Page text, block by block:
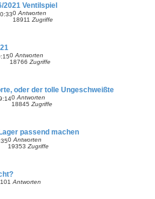
2021 Ventilspiel
0 Antworten
18911 Zugriffe
0 Antworten
18766 Zugriffe
oder der tolle Ungeschweißte
0 Antworten
18845 Zugriffe
passend machen
0 Antworten
19353 Zugriffe
1 Antworten